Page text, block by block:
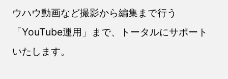
ウハウ動画など撮影から編集まで行う
「YouTube運用」まで、トータルにサポート
いたします。